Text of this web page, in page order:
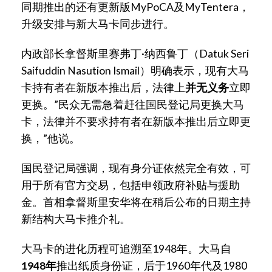
同期推出的还有更新版MyPoCA及MyTentera，
升级安排与新大马卡同步进行。
内政部长拿督斯里赛弗丁·纳西鲁丁（Datuk Seri
Saifuddin Nasution Ismail）明确表示，现有大马
卡持有者在新版本推出后，法律上并无义务立即
更换。”民众无需急着赶往国民登记局更换大马
卡，法律并不要求持有者在新版本推出后立即更
换，”他说。
国民登记局强调，现有身分证依然完全有效，可
用于所有官方交易，包括申领政府补贴与援助
金。首相拿督斯里安华将在稍后公布的日期主持
新结构大马卡推介礼。
大马卡的进化历程可追溯至1948年。大马自
1948年推出纸质身份证，后于1960年代及1980